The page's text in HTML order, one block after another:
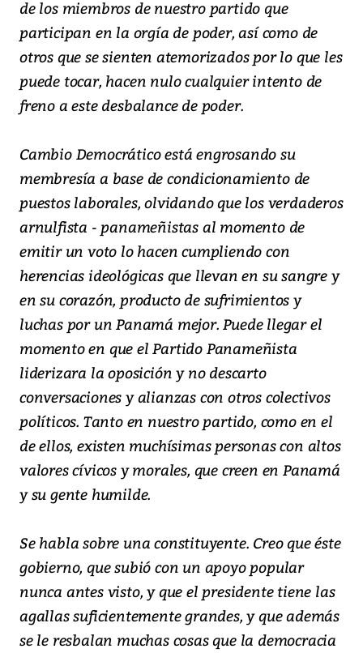
de los miembros de nuestro partido que
participan en la orgía de poder, así como de
otros que se sienten atemorizados por lo que les
puede tocar, hacen nulo cualquier intento de
freno a este desbalance de poder.
Cambio Democrático está engrosando su
membresía a base de condicionamiento de
puestos laborales, olvidando que los verdaderos
arnulfista - panameñistas al momento de
emitir un voto lo hacen cumpliendo con
herencias ideológicas que llevan en su sangre y
en su corazón, producto de sufrimientos y
luchas por un Panamá mejor. Puede llegar el
momento en que el Partido Panameñista
liderizara la oposición y no descarto
conversaciones y alianzas con otros colectivos
políticos. Tanto en nuestro partido, como en el
de ellos, existen muchísimas personas con altos
valores cívicos y morales, que creen en Panamá
y su gente humilde.
Se habla sobre una constituyente. Creo que éste
gobierno, que subió con un apoyo popular
nunca antes visto, y que el presidente tiene las
agallas suficientemente grandes, y que además
se le resbalan muchas cosas que la democracia